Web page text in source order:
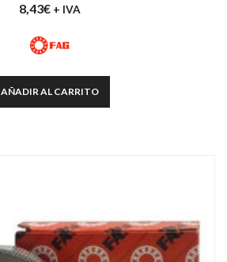
8,43€ + IVA
AÑADIR AL CARRITO